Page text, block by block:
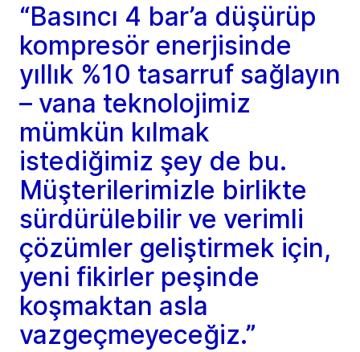
“Basıncı 4 bar’a düşürüp
kompresör enerjisinde
yıllık %10 tasarruf sağlayın
– vana teknolojimiz
mümkün kılmak
istediğimiz şey de bu.
Müşterilerimizle birlikte
sürdürülebilir ve verimli
çözümler geliştirmek için,
yeni fikirler peşinde
koşmaktan asla
vazgeçmeyeceğiz.”